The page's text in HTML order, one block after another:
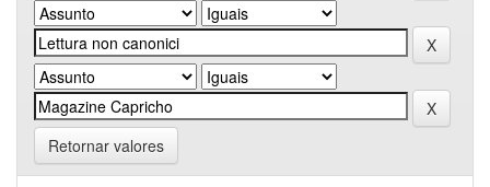
Retornar valores